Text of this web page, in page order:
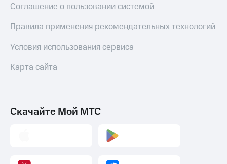
Соглашение о пользовании системой
Правила применения рекомендательных технологий
Условия использования сервиса
Карта сайта
Скачайте Мой МТС